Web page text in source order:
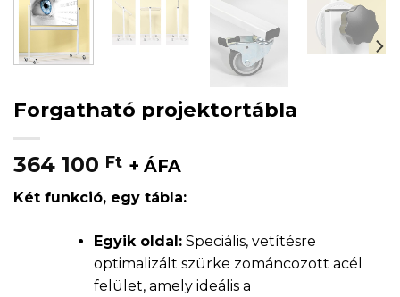
Forgatható projektortábla
364 100 Ft + ÁFA
Két funkció, egy tábla:
Egyik oldal:Speciális, vetítésre
optimalizált szürke zománcozott acél
felület, amely ideális a